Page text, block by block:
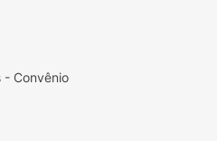
- Convênio